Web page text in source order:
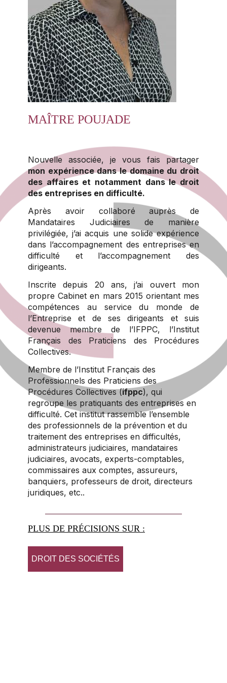
MAÎTRE POUJADE
Nouvelle associée, je vous fais partager
mon expérience dans le domaine du droit
des affaires et notamment dans le droit
des entreprises en difficulté.
Après avoir collaboré auprès de
Mandataires Judiciaires de manière
privilégiée, j’ai acquis une solide expérience
dans l’accompagnement des entreprises en
difficulté et l’accompagnement des
dirigeants.
Inscrite depuis 20 ans, j’ai ouvert mon
propre Cabinet en mars 2015 orientant mes
compétences au service du monde de
l’Entreprise et de ses dirigeants et suis
devenue membre de l’IFPPC, l’Institut
Français des Praticiens des Procédures
Collectives.
Membre de l’Institut Français des
Professionnels des Praticiens des
Procédures Collectives (ifppc), qui
regroupe les pratiquants des entreprises en
difficulté. Cet institut rassemble l’ensemble
des professionnels de la prévention et du
traitement des entreprises en difficultés,
administrateurs judiciaires, mandataires
judiciaires, avocats, experts-comptables,
commissaires aux comptes, assureurs,
banquiers, professeurs de droit, directeurs
juridiques, etc..
PLUS DE PRÉCISIONS SUR :
DROIT DES SOCIÉTÉS